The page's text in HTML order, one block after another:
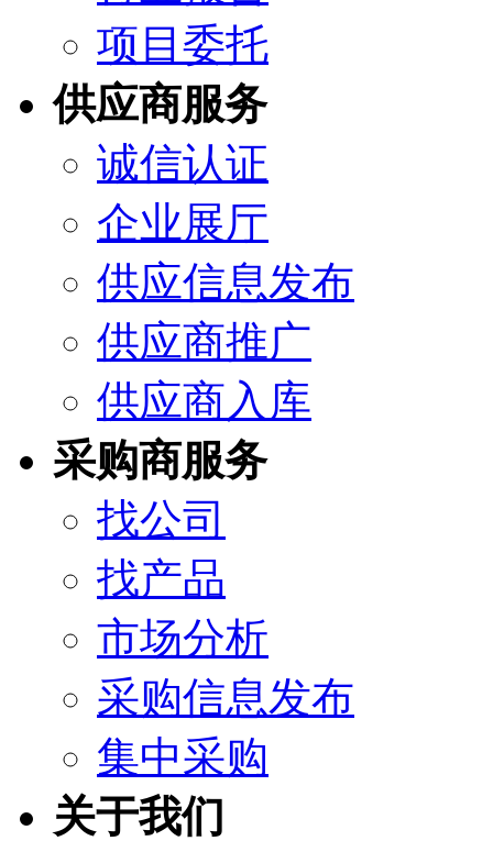
项目委托
供应商服务
诚信认证
企业展厅
供应信息发布
供应商推广
供应商入库
采购商服务
找公司
找产品
市场分析
采购信息发布
集中采购
关于我们